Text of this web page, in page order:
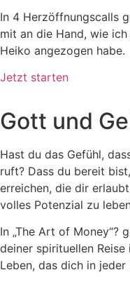
In 4 Herzöffnungscalls
mit an die Hand, wie
Heiko angezogen habe.
Jetzt starten
Gott und
Hast du das Gefühl,
ruft? Dass du bereit
erreichen, die dir
volles Potenzial zu
In „The Art of Money“?
deiner spirituellen
Leben, das dich in